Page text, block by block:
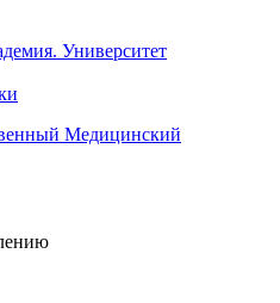
Университет
Медицинский